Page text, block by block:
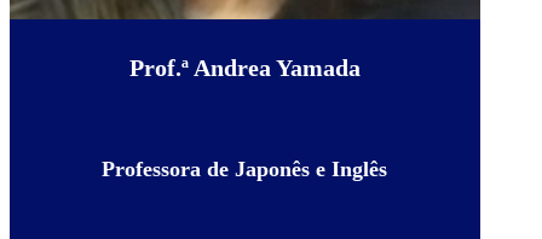
Prof.ª Andrea Yamada
Professora de Japonês e Inglês